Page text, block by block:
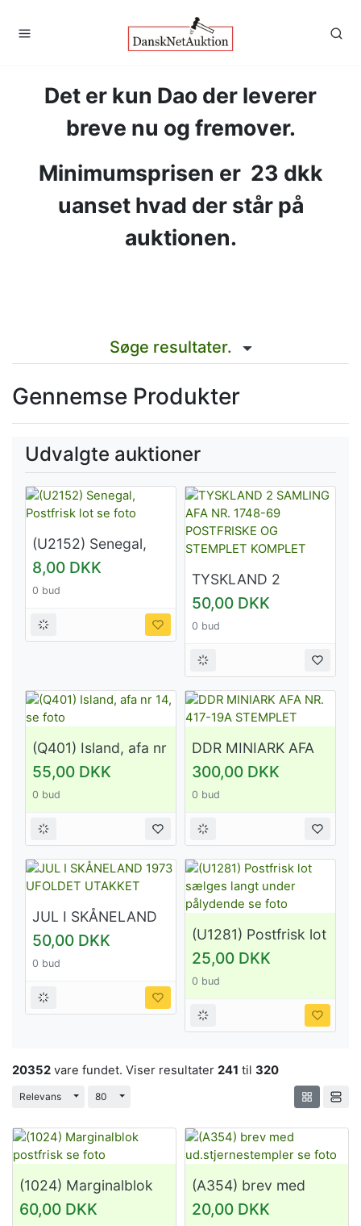
Det er kun Dao der leverer
breve nu og fremover.
Minimumsprisen er 23 dkk
uanset hvad der står på
auktionen.
Søge resultater.
Gennemse Produkter
Udvalgte auktioner
(U2152) Senegal,
Postfrisk lot se foto
8,00 DKK
0 bud
TYSKLAND 2
SAMLING AFA NR.
1748-69
POSTFRISKE OG
KOMPLET
50,00 DKK
0 bud
(Q401) Island, afa nr
14, se foto
55,00 DKK
0 bud
DDR MINIARK AFA
NR. 417-19A
STEMPLET
300,00 DKK
0 bud
JUL I SKÅNELAND
1973 UFOLDET
UTAKKET
50,00 DKK
0 bud
(U1281) Postfrisk lot
sælges langt under
pålydende se foto
25,00 DKK
0 bud
20352 vare fundet. Viser resultater 241 til 320
Relevans Vis/Skjul Menu
80 Vis/Skjul Menu
(1024) Marginalblok
postfrisk se foto
60,00 DKK
(A354) brev med
ud.stjernestempler se
foto
20,00 DKK